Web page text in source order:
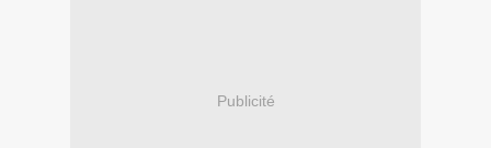
Publicité